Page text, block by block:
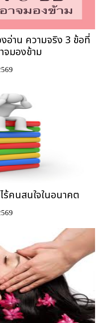
อ่าน ความจริง 3 ข้อที่
จมองข้าม
ร้คนสนใจในอนาคต